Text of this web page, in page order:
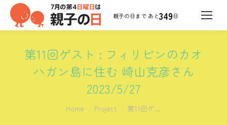
349日
第11回ゲスト : フィリピンのカオ
ハガン島に住む 崎山克彦さん
2023/5/27
You are here:
Home Project 第11回ゲ…